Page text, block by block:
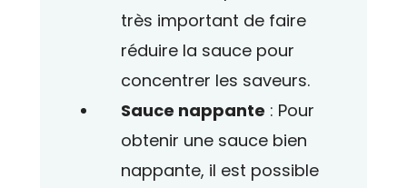
très important de faire
réduire la sauce pour
concentrer les saveurs.
Sauce nappante : Pour
obtenir une sauce bien
nappante, il est possible